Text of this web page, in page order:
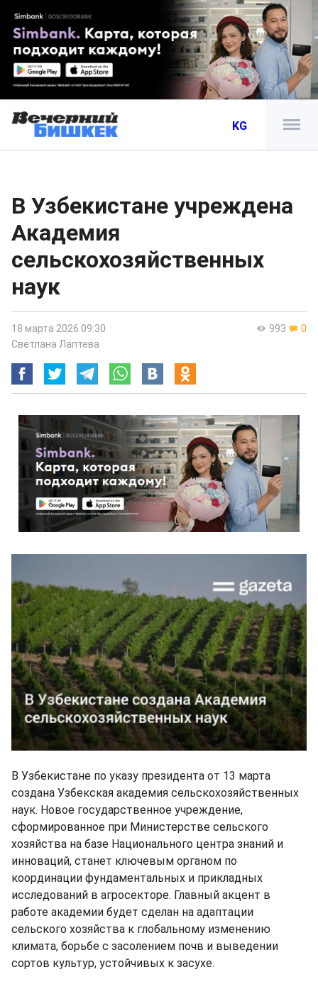
KG
В Узбекистане учреждена
Академия
сельскохозяйственных
наук
993 0
18 марта 2026 09:30
Светлана Лаптева
В Узбекистане по указу президента от 13 марта
создана Узбекская академия сельскохозяйственных
наук. Новое государственное учреждение,
сформированное при Министерстве сельского
хозяйства на базе Национального центра знаний и
инноваций, станет ключевым органом по
координации фундаментальных и прикладных
исследований в агросекторе. Главный акцент в
работе академии будет сделан на адаптации
сельского хозяйства к глобальному изменению
климата, борьбе с засолением почв и выведении
сортов культур, устойчивых к засухе.